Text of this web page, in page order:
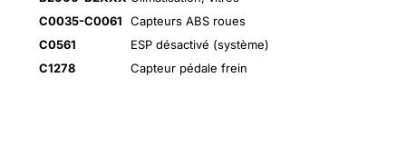
C0035-C0061
Capteurs ABS roues
C0561
ESP désactivé (système)
C1278
Capteur pédale frein